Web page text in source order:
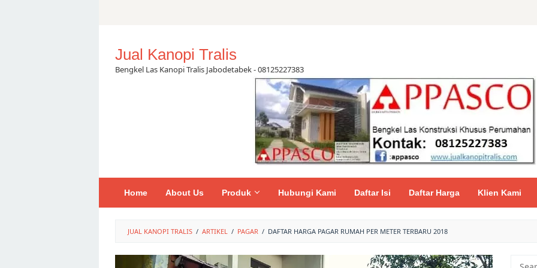
Jual Kanopi Tralis
Bengkel Las Kanopi Tralis Jabodetabek - 08125227383
Home About Us Produk Hubungi Kami Daftar Isi Daftar Harga Klien Kami
JUAL KANOPI TRALIS / ARTIKEL / PAGAR / DAFTAR HARGA PAGAR RUMAH PER METER TERBARU 2018